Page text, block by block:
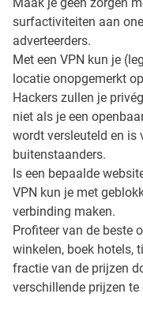
surfactiviteiten aan
adverteerders.
Met een VPN kun je
locatie onopgemerkt
Hackers zullen je
niet als je een
wordt versleuteld en
buitenstaanders.
Is een bepaalde
VPN kun je met
verbinding maken.
Profiteer van de beste
winkelen, boek hotels,
fractie van de prijzen
verschillende prijzen te